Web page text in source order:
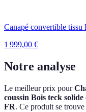
Canapé convertible tissu
1 999,00 €
Notre analyse
Le meilleur prix pour
coussin Bois teck solide
FR. Ce produit se